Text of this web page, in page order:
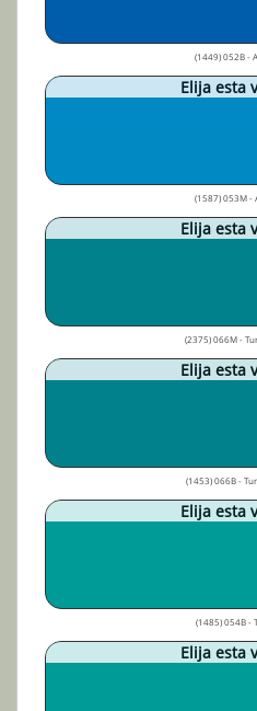
(1449) 052B -
Elija esta
(1587) 053M -
Elija esta
(2375) 066M -
Elija esta
(1453) 066B -
Elija esta
(1485) 054B -
Elija esta